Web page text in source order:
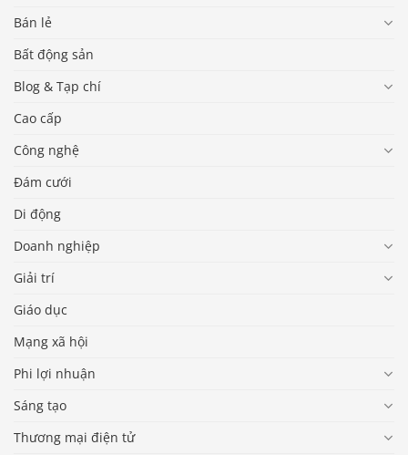
Bán lẻ
Bất động sản
Blog & Tạp chí
Cao cấp
Công nghệ
Đám cưới
Di động
Doanh nghiệp
Giải trí
Giáo dục
Mạng xã hội
Phi lợi nhuận
Sáng tạo
Thương mại điện tử